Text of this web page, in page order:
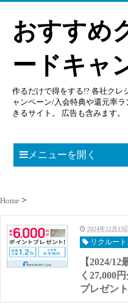
おすすめ
ードキャ
作るだけで得をする!? 各社クレ
ャンペーン/入会特典や還元率
きるサイト。 広告も含みます。
メニューを開く
Home
2024年12月13
リクルー
【2024/
く27,000
プレゼント